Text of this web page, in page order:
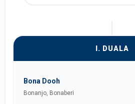
I. DUALA
Bona Dooh
Bonanjo, Bonaberi